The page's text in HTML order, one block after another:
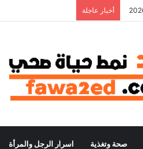
أخبار عاجلة
صحة وتغذية اسرار الرجل والمرأة